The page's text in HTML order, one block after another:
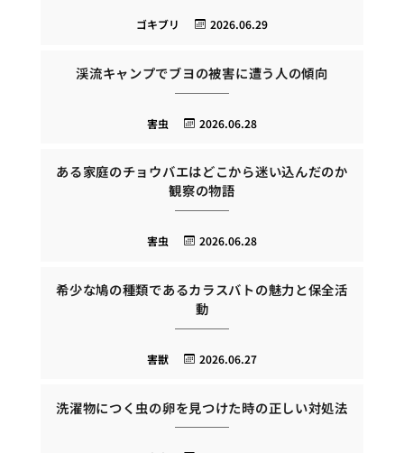
2026.06.29
ゴキブリ
渓流キャンプでブヨの被害に遭う人の傾向
2026.06.28
害虫
ある家庭のチョウバエはどこから迷い込んだのか
観察の物語
2026.06.28
害虫
希少な鳩の種類であるカラスバトの魅力と保全活
動
2026.06.27
害獣
洗濯物につく虫の卵を見つけた時の正しい対処法